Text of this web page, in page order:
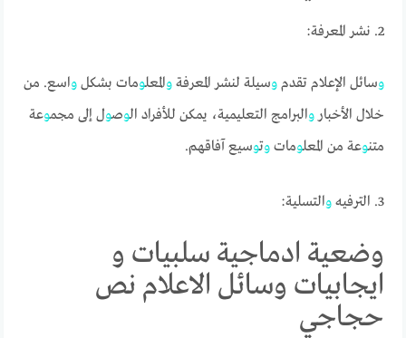
2. نشر المعرفة:
وسائل الإعلام تقدموسيلة لنشر المعرفةوالمعلومات بشكلواسع. من
خلال الأخباروالبرامج التعليمية، يمكن للأفراد الوصول إلى مجموعة
متنوعة من المعلوماتوتوسيع آفاقهم.
3. الترفيه والتسلية:
وضعية ادماجية سلبيات و
ايجابيات وسائل الاعلام نص
حجاجي